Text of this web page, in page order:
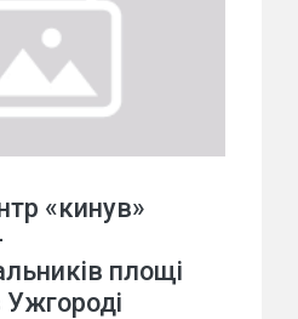
«кинув»
площі
Ужгороді